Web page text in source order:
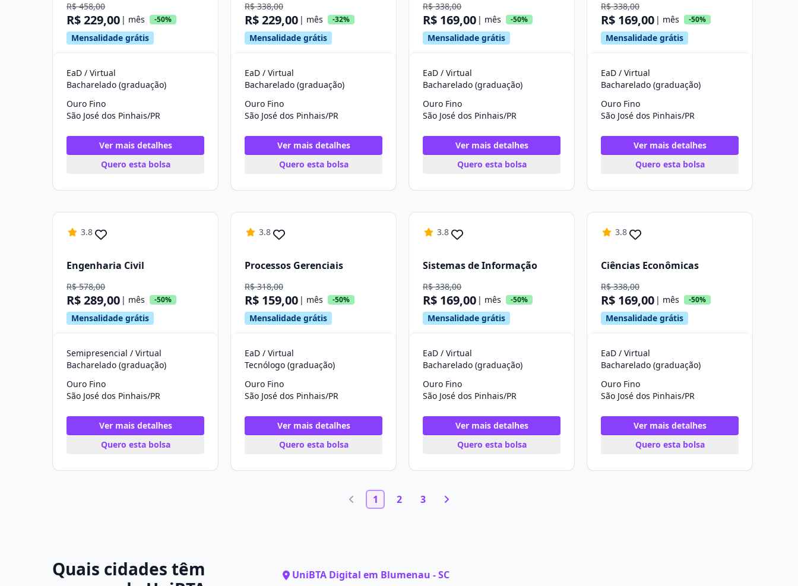
R$ 458,00
R$ 229,00 | mês -50%
Mensalidade grátis
EaD / Virtual
Bacharelado (graduação)
Ouro Fino
São José dos Pinhais/PR
Ver mais detalhes
Quero esta bolsa
R$ 338,00
R$ 229,00 | mês -32%
Mensalidade grátis
EaD / Virtual
Bacharelado (graduação)
Ouro Fino
São José dos Pinhais/PR
Ver mais detalhes
Quero esta bolsa
R$ 338,00
R$ 169,00 | mês -50%
Mensalidade grátis
EaD / Virtual
Bacharelado (graduação)
Ouro Fino
São José dos Pinhais/PR
Ver mais detalhes
Quero esta bolsa
R$ 338,00
R$ 169,00 | mês -50%
Mensalidade grátis
EaD / Virtual
Bacharelado (graduação)
Ouro Fino
São José dos Pinhais/PR
Ver mais detalhes
Quero esta bolsa
3.8
Engenharia Civil
R$ 578,00
R$ 289,00 | mês -50%
Mensalidade grátis
Semipresencial / Virtual
Bacharelado (graduação)
Ouro Fino
São José dos Pinhais/PR
Ver mais detalhes
Quero esta bolsa
3.8
Processos Gerenciais
R$ 318,00
R$ 159,00 | mês -50%
Mensalidade grátis
EaD / Virtual
Tecnólogo (graduação)
Ouro Fino
São José dos Pinhais/PR
Ver mais detalhes
Quero esta bolsa
3.8
Sistemas de Informação
R$ 338,00
R$ 169,00 | mês -50%
Mensalidade grátis
EaD / Virtual
Bacharelado (graduação)
Ouro Fino
São José dos Pinhais/PR
Ver mais detalhes
Quero esta bolsa
3.8
Ciências Econômicas
R$ 338,00
R$ 169,00 | mês -50%
Mensalidade grátis
EaD / Virtual
Bacharelado (graduação)
Ouro Fino
São José dos Pinhais/PR
Ver mais detalhes
Quero esta bolsa
1 2 3
Quais cidades têm
UniBTA Digital em Blumenau - SC